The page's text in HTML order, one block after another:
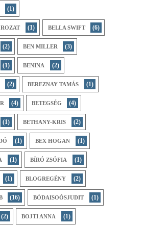
(1)
(1) BELLA SWIFT (6)
(2) BEN MILLER (3)
(1) BENINA (2)
(2) BEREZNAY TAMÁS (1)
(4) BETEGSÉG (4)
(1) BETHANY-KRIS (2)
(1) BEX HOGAN (1)
(1) BÍRÓ ZSÓFIA (1)
(1) BLOGREGÉNY (2)
(16) BÓDAISOÓSJUDIT (1)
(2) BOJTI ANNA (1)